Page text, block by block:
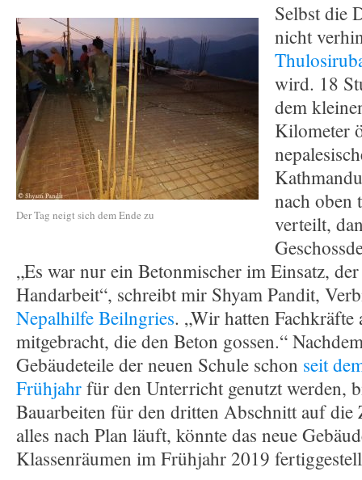
Der Tag neigt sich dem Ende zu
Selbst die
nicht
wird. 18
dem
Kilometer
nach oben
verteilt,
„Es war nur ein Betonmischer im Einsatz,
Handarbeit“, schreibt mir Shyam Pandit,
Nepalhilfe Beilngries. „Wir hatten Fachkräfte
mitgebracht, die den Beton gossen.“
Gebäudeteile der neuen Schule schon seit
Frühjahrfür den Unterricht genutzt werden,
Bauarbeiten für den dritten Abschnitt auf die
alles nach Plan läuft, könnte das neue
Klassenräumen im Frühjahr 2019